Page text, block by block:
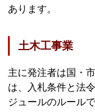
あります。
土木工事業
主に発注者は国・
は、入札条件と法
ジュールのルール